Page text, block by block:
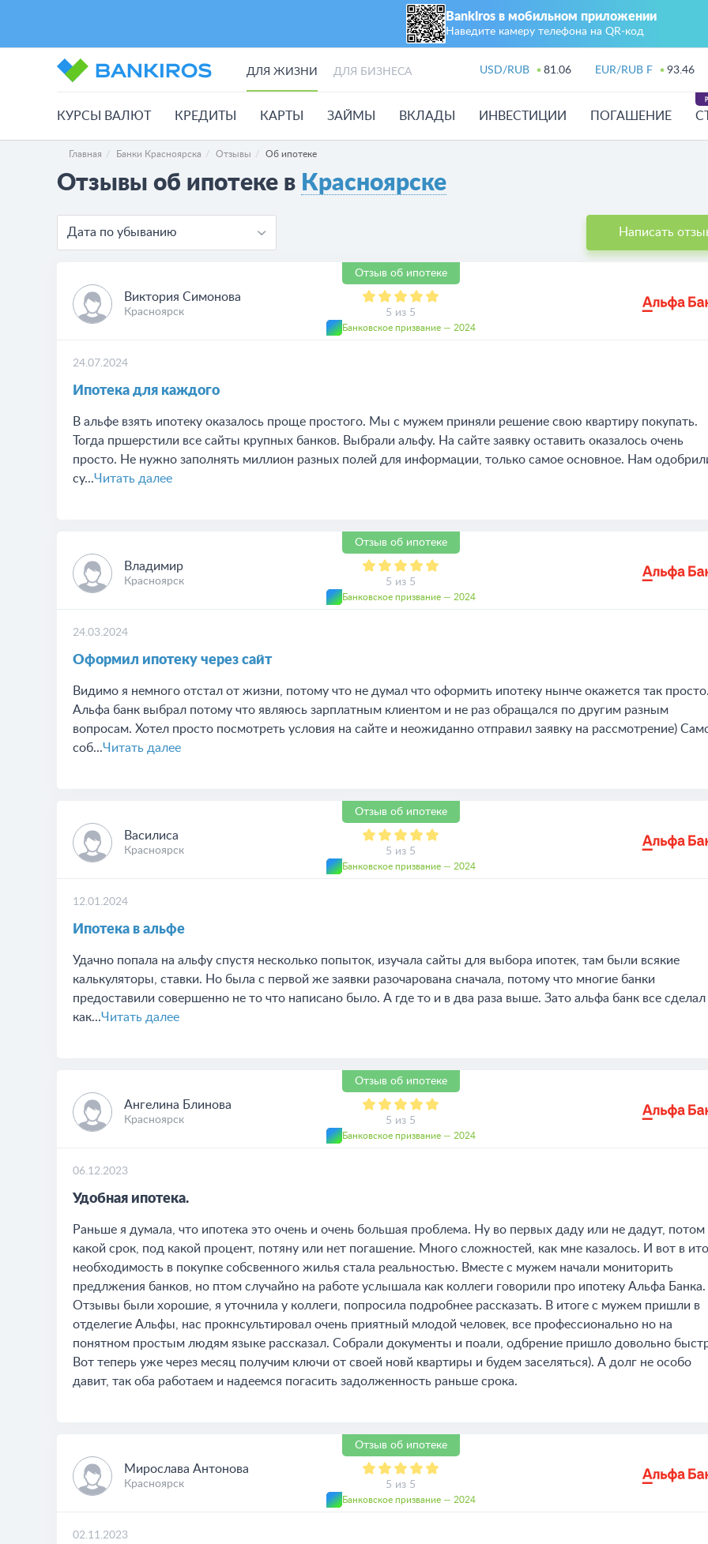
Bankiros в мобильном приложении
Наведите камеру телефона на QR‑код
ДЛЯ ЖИЗНИ ДЛЯ БИЗНЕСА USD/RUB 81.06 EUR/RUB F 93.46
КУРСЫ ВАЛЮТ КРЕДИТЫ КАРТЫ ЗАЙМЫ ВКЛАДЫ ИНВЕСТИЦИИ ПОГАШЕНИЕ
Главная Банки Красноярска Отзывы Об ипотеке
Отзывы об ипотеке в Красноярске
Дата по убыванию Написать
Отзыв об ипотеке
Виктория Симонова
Красноярск 5 из 5
Банковское призвание — 2024
24.07.2024
Ипотека для каждого
В альфе взять ипотеку оказалось проще простого. Мы с мужем приняли решение свою квартиру покупать.
Тогда пршерстили все сайты крупных банков. Выбрали альфу. На сайте заявку оставить оказалось очень
просто. Не нужно заполнять миллион разных полей для информации, только самое основное. Нам
су...Читать далее
Отзыв об ипотеке
Владимир
Красноярск 5 из 5
Банковское призвание — 2024
24.03.2024
Оформил ипотеку через сайт
Видимо я немного отстал от жизни, потому что не думал что оформить ипотеку нынче окажется так
Альфа банк выбрал потому что являюсь зарплатным клиентом и не раз обращался по другим разным
вопросам. Хотел просто посмотреть условия на сайте и неожиданно отправил заявку на рассмотрение)
соб...Читать далее
Отзыв об ипотеке
Василиса
Красноярск 5 из 5
Банковское призвание — 2024
12.01.2024
Ипотека в альфе
Удачно попала на альфу спустя несколько попыток, изучала сайты для выбора ипотек, там были всякие
калькуляторы, ставки. Но была с первой же заявки разочарована сначала, потому что многие банки
предоставили совершенно не то что написано было. А где то и в два раза выше. Зато альфа банк все сделал
как...Читать далее
Отзыв об ипотеке
Ангелина Блинова
Красноярск 5 из 5
Банковское призвание — 2024
06.12.2023
Удобная ипотека.
Раньше я думала, что ипотека это очень и очень большая проблема. Ну во первых даду или не дадут, потом
какой срок, под какой процент, потяну или нет погашение. Много сложностей, как мне казалось. И вот в
необходимость в покупке собсвенного жилья стала реальностью. Вместе с мужем начали мониторить
предлжения банков, но птом случайно на работе услышала как коллеги говорили про ипотеку Альфа Банка.
Отзывы были хорошие, я уточнила у коллеги, попросила подробнее рассказать. В итоге с мужем пришли в
отделегие Альфы, нас прокнсультировал очень приятный млодой человек, все профессионально но на
понятном простым людям языке рассказал. Собрали документы и поали, одбрение пришло довольно
Вот теперь уже через месяц получим ключи от своей новй квартиры и будем заселяться). А долг не особо
давит, так оба работаем и надеемся погасить задолженность раньше срока.
Отзыв об ипотеке
Мирослава Антонова
Красноярск 5 из 5
Банковское призвание — 2024
02.11.2023